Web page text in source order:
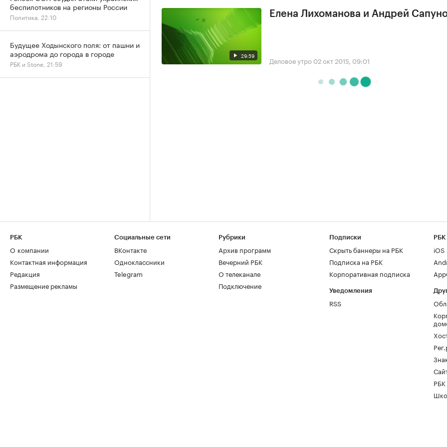
29:59
Елена Лихоманова и Андрей
Деловое утро 02 окт 2015, 09:01
беспилотников на регионы России
Политика, 22:10
Будущее Ходынского поля: от пашни и
аэродрома до города в городе
РБК и Stone, 21:59
РБК
О компании
Контактная информация
Редакция
Размещение рекламы
Социальные сети
ВКонтакте
Одноклассники
Telegram
Рубрики
Архив программ
Вечерний РБК
О телеканале
Подключение
Подписки
Скрыть баннеры на РБК
Подписка на РБК
Корпоративная подписка
Уведомления
RSS
РБК
iOS